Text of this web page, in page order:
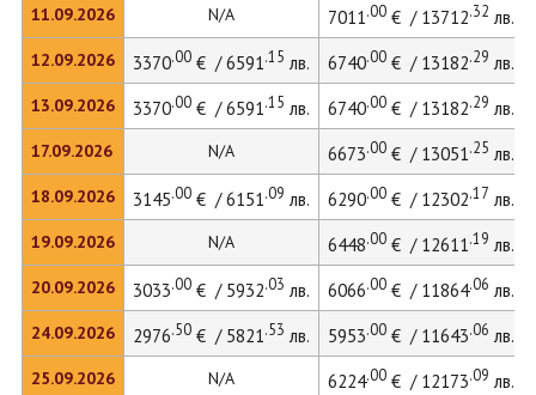
11.09.2026
12.09.2026
13.09.2026
17.09.2026
18.09.2026
19.09.2026
20.09.2026
24.09.2026
25.09.2026
N/A 7011.00€ / 13712.32 лв.
3370.00€ / 6591.15 лв. 6740.00€ / 13182.29 лв.
3370.00€ / 6591.15 лв. 6740.00€ / 13182.29 лв.
N/A 6673.00€ / 13051.25 лв.
3145.00€ / 6151.09 лв. 6290.00€ / 12302.17 лв.
N/A 6448.00€ / 12611.19 лв.
3033.00€ / 5932.03 лв. 6066.00€ / 11864.06 лв.
2976.50€ / 5821.53 лв. 5953.00€ / 11643.06 лв.
N/A 6224.00€ / 12173.09 лв.